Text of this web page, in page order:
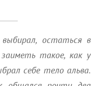
остаться в
такое, как у
себе тело альва.